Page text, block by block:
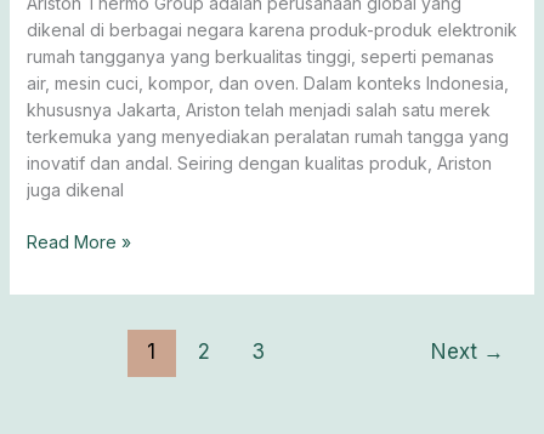
dikenal di berbagai negara karena produk-produk elektronik
rumah tangganya yang berkualitas tinggi, seperti pemanas
air, mesin cuci, kompor, dan oven. Dalam konteks Indonesia,
khususnya Jakarta, Ariston telah menjadi salah satu merek
terkemuka yang menyediakan peralatan rumah tangga yang
inovatif dan andal. Seiring dengan kualitas produk, Ariston
juga dikenal
Read More »
1 2 3 Next →